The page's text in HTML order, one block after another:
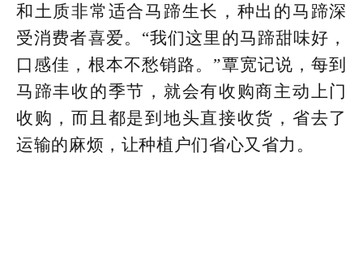
和土质非常适合马蹄生长，种出的马蹄深
受消费者喜爱。“我们这里的马蹄甜味好，
口感佳，根本不愁销路。”覃宽记说，每到
马蹄丰收的季节，就会有收购商主动上门
收购，而且都是到地头直接收货，省去了
运输的麻烦，让种植户们省心又省力。